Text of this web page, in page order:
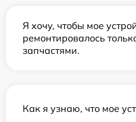
Я хочу, чтобы мое
ремонтировалось
запчастями.
Как я узнаю, что мое